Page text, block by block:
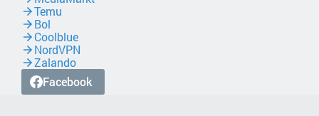
Temu
Bol
Coolblue
NordVPN
Zalando
Facebook